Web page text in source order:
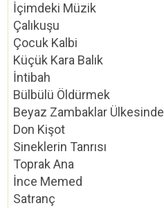
İçimdeki Müzik
Çalıkuşu
Çocuk Kalbi
Küçük Kara Balık
İntibah
Bülbülü Öldürmek
Beyaz Zambaklar Ülkesinde
Don Kişot
Sineklerin Tanrısı
Toprak Ana
İnce Memed
Satranç